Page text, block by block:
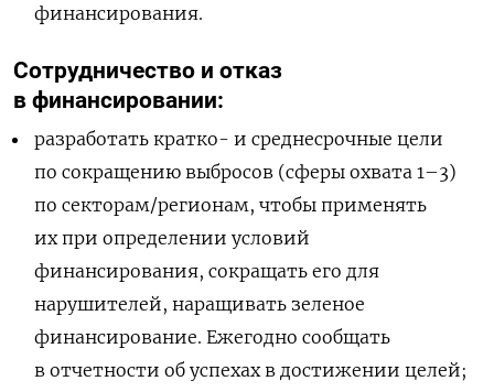
финансирования.
Сотрудничество и отказ
в финансировании:
разработать кратко- и среднесрочные цели
по сокращению выбросов (сферы охвата 1–3)
по секторам/регионам, чтобы применять
их при определении условий
финансирования, сокращать его для
нарушителей, наращивать зеленое
финансирование. Ежегодно сообщать
в отчетности об успехах в достижении целей;